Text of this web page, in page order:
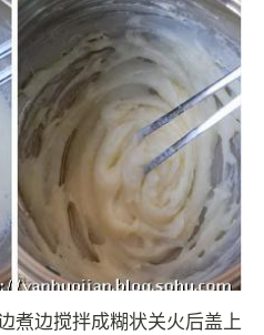
煮边搅拌成糊状关火后盖上